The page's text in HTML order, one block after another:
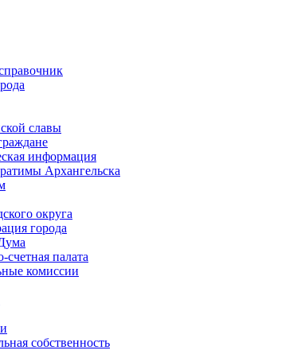
славы
информация
Архангельска
округа
города
счетная палата
комиссии
собственность